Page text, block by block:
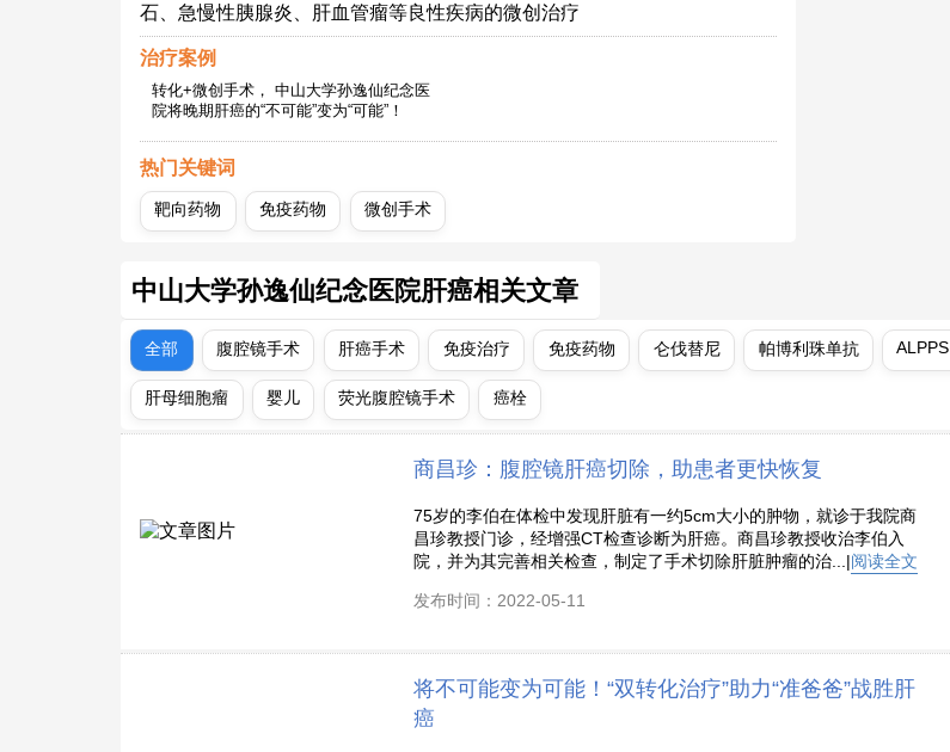
石、急慢性胰腺炎、肝血管瘤等良性疾病的微创治疗
治疗案例
转化+微创手术， 中山大学孙逸仙纪念医
院将晚期肝癌的“不可能”变为“可能”！
热门关键词
靶向药物 免疫药物 微创手术
中山大学孙逸仙纪念医院肝癌相关文章
全部 腹腔镜手术 肝癌手术 免疫治疗 免疫药物 仑伐替尼 帕博利珠单抗 ALPPS
肝母细胞瘤 婴儿 荧光腹腔镜手术 癌栓
商昌珍：腹腔镜肝癌切除，助患者更快恢复
75岁的李伯在体检中发现肝脏有一约5cm大小的肿物，就诊于我院商
昌珍教授门诊，经增强CT检查诊断为肝癌。商昌珍教授收治李伯入
院，并为其完善相关检查，制定了手术切除肝脏肿瘤的治...|阅读全文
发布时间：2022-05-11
将不可能变为可能！“双转化治疗”助力“准爸爸”战胜肝
癌